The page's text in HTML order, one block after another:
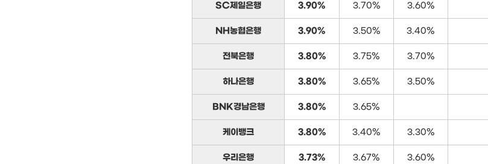
SC제일은행 3.90% 3.70% 3.60%
NH농협은행 3.90% 3.50% 3.40%
전북은행 3.80% 3.75% 3.70%
하나은행 3.80% 3.65% 3.50%
BNK경남은행 3.80% 3.65%
케이뱅크 3.80% 3.40% 3.30%
우리은행 3.73% 3.67% 3.60%